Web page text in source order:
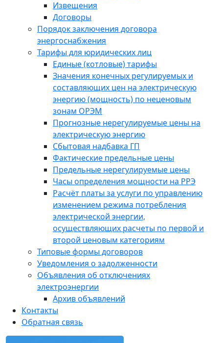
Извещения
Договоры
Порядок заключения договора
энергоснабжения
Тарифы для юридических лиц
Единые (котловые) тарифы
Значения конечных регулируемых и
составляющих цен на электрическую
энергию (мощность) по неценовым
зонам ОРЭМ
Прогнозные нерегулируемые цены на
электрическую энергию
Сбытовая надбавка ГП
Фактические предельные цены
Предельные нерегулируемые цены
Часы определения мощности на РРЭ
Расчёт платы за услуги по управлению
изменением режима потребления
электрической энергии,
осуществляющих расчеты по первой и
второй ценовым категориям
Типовые формы договоров
Уведомления о задолженности
Объявления об отключениях
электроэнергии
Архив объявлений
Контакты
Обратная связь